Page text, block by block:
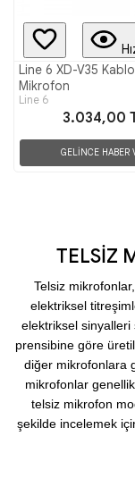
Line 6 XD-V35
Mikrofon
Line 6
3.034,00
GELİNCE HABER
TELSİZ
Telsiz mikrofonlar,
elektriksel
elektriksel sinyalleri
prensibine göre
diğer mikrofonlara
mikrofonlar
telsiz mikrofon
şekilde incelemek